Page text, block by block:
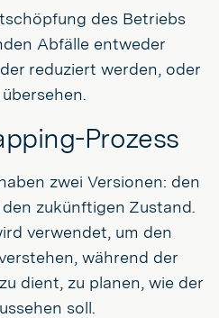
des Betriebs
Abfälle entweder
reduziert werden, oder
Prozess
zwei Versionen: den
zukünftigen Zustand.
verwendet, um den
während der
dient, zu planen, wie der
soll.